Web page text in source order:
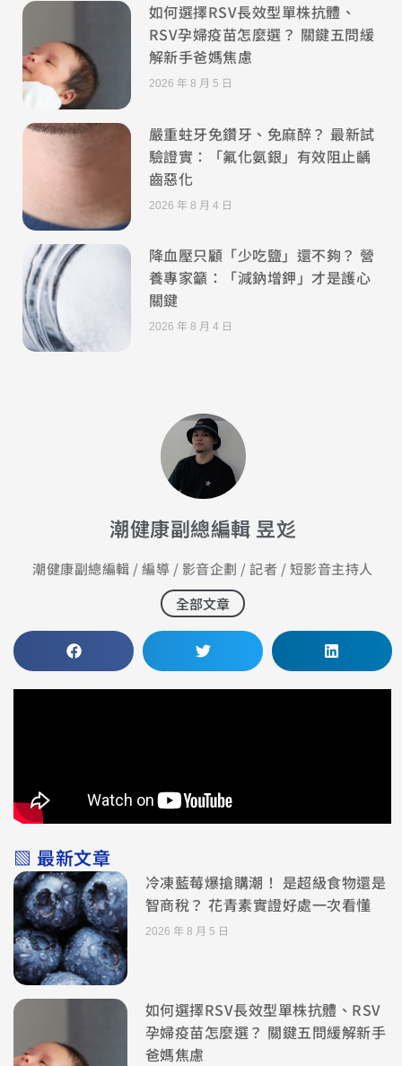
如何選擇RSV長效型單株抗體、
RSV孕婦疫苗怎麼選？ 關鍵五問緩
解新手爸媽焦慮
2026 年 8 月 5 日
嚴重蛀牙免鑽牙、免麻醉？ 最新試
驗證實：「氟化氨銀」有效阻止齲
齒惡化
2026 年 8 月 4 日
降血壓只顧「少吃鹽」還不夠？ 營
養專家籲：「減鈉增鉀」才是護心
關鍵
2026 年 8 月 4 日
潮健康副總編輯 昱彣
潮健康副總編輯 / 編導 / 影音企劃 / 記者 / 短影音主持人
全部文章
▧ 最新文章
冷凍藍莓爆搶購潮！ 是超級食物還是
智商稅？ 花青素實證好處一次看懂
2026 年 8 月 5 日
如何選擇RSV長效型單株抗體、RSV
孕婦疫苗怎麼選？ 關鍵五問緩解新手
爸媽焦慮